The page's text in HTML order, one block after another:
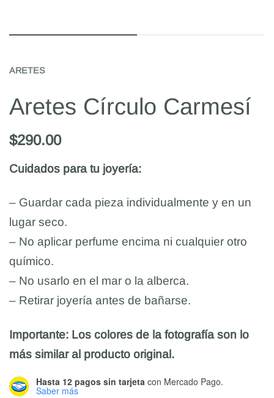
ARETES
Aretes Círculo Carmesí
$290.00
Cuidados para tu joyería:
– Guardar cada pieza individualmente y en un
lugar seco.
– No aplicar perfume encima ni cualquier otro
químico.
– No usarlo en el mar o la alberca.
– Retirar joyería antes de bañarse.
Importante: Los colores de la fotografía son lo
más similar al producto original.
Hasta 12 pagos sin tarjeta con Mercado Pago.
Saber más